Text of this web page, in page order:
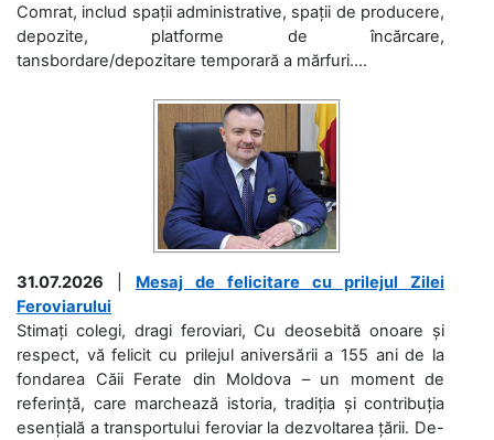
Comrat, includ spații administrative, spații de producere,
depozite, platforme de încărcare,
tansbordare/depozitare temporară a mărfuri....
31.07.2026
Mesaj de felicitare cu prilejul Zilei
Feroviarului
Stimați colegi, dragi feroviari, Cu deosebită onoare și
respect, vă felicit cu prilejul aniversării a 155 ani de la
fondarea Căii Ferate din Moldova – un moment de
referință, care marchează istoria, tradiția și contribuția
esențială a transportului feroviar la dezvoltarea țării. De-